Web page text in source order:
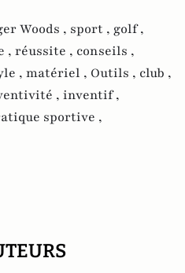
Woods , sport , golf ,
, réussite , conseils ,
, matériel , Outils , club ,
, inventif ,
sportive ,